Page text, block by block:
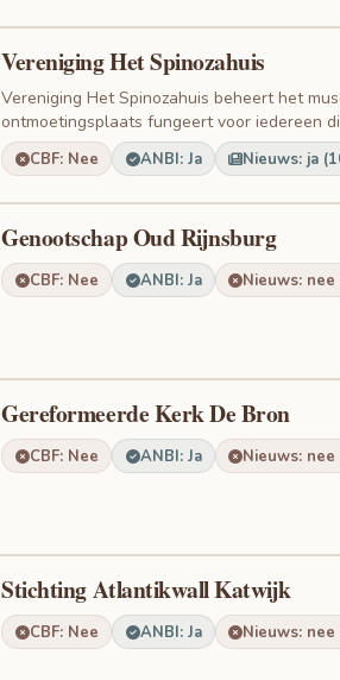
Vereniging Het Spinozahuis
Vereniging Het Spinozahuis beheert het
ontmoetingsplaats fungeert voor iedereen
CBF: Nee ANBI: Ja Nieuws: ja
Genootschap Oud Rijnsburg
CBF: Nee ANBI: Ja Nieuws: nee
Gereformeerde Kerk De Bron
CBF: Nee ANBI: Ja Nieuws: nee
Stichting Atlantikwall Katwijk
CBF: Nee ANBI: Ja Nieuws: nee